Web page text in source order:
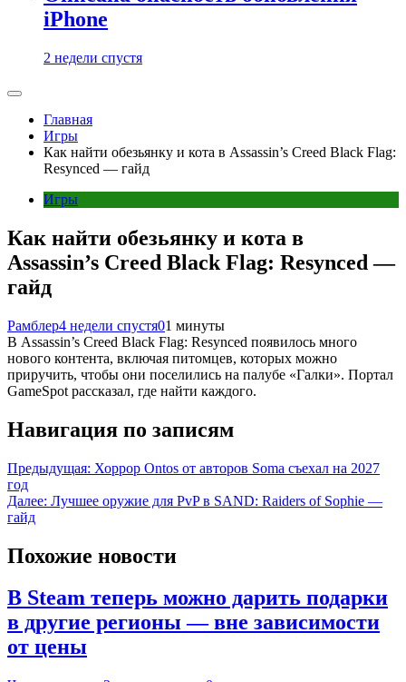
iPhone
2 недели спустя
Главная
Игры
Как найти обезьянку и кота в Assassin’s Creed Black Flag:
Resynced — гайд
Игры
Как найти обезьянку и кота в
Assassin’s Creed Black Flag: Resynced —
гайд
Рамблер4 недели спустя01 минуты
В Assassin’s Creed Black Flag: Resynced появилось много
нового контента, включая питомцев, которых можно
приручить, чтобы они поселились на палубе «Галки». Портал
GameSpot рассказал, где найти каждого.
Навигация по записям
Предыдущая: Хоррор Ontos от авторов Soma съехал на 2027
год
Далее: Лучшее оружие для PvP в SAND: Raiders of Sophie —
гайд
Похожие новости
В Steam теперь можно дарить подарки
в другие регионы — вне зависимости
от цены